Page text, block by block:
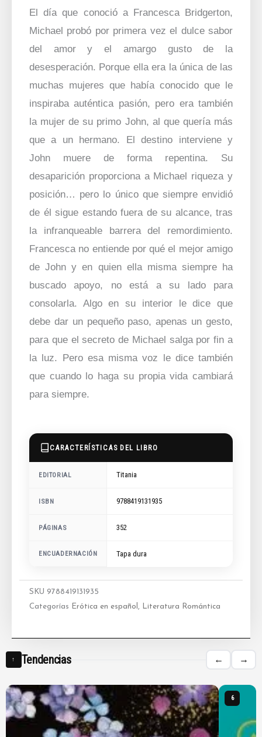
El día que conoció a Francesca Bridgerton,
Michael probó por primera vez el dulce sabor
del amor y el amargo gusto de la
desesperación. Porque ella era la única de las
muchas mujeres que había conocido que le
inspiraba auténtica pasión, pero era también
la mujer de su primo John, al que quería más
que a un hermano. El destino interviene y
John muere de forma repentina. Su
desaparición proporciona a Michael riqueza y
posición… pero lo único que siempre envidió
de él sigue estando fuera de su alcance, tras
la infranqueable barrera del remordimiento.
Francesca no entiende por qué el mejor amigo
de John y en quien ella misma siempre ha
buscado apoyo, no está a su lado para
consolarla. Algo en su interior le dice que
debe dar un pequeño paso, apenas un gesto,
para que el secreto de Michael salga por fin a
la luz. Pero esa misma voz le dice también
que cuando lo haga su propia vida cambiará
para siempre.
CARACTERÍSTICAS DEL LIBRO
EDITORIAL Titania
ISBN 9788419131935
PÁGINAS 352
ENCUADERNACIÓN Tapa dura
SKU 9788419131935
Categorías
Erótica en español , Literatura Romántica
↑ Tendencias ← →